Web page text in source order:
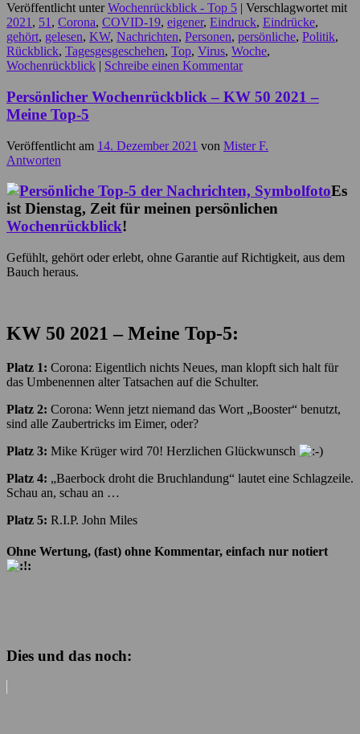
Veröffentlicht unter Wochenrückblick - Top 5 | Verschlagwortet mit
2021 , 51 , Corona, COVID-19, eigener, Eindruck, Eindrücke,
gehört, gelesen, KW, Nachrichten, Personen, persönliche, Politik,
Rückblick, Tagesgesgeschehen, Top, Virus, Woche,
Wochenrückblick | Schreibe einen Kommentar
Persönlicher Wochenrückblick – KW 50 2021 –
Meine Top-5
Veröffentlicht am 14. Dezember 2021 von Mister F.
Antworten
Es
ist Dienstag, Zeit für meinen persönlichen
Wochenrückblick!
Gefühlt, gehört oder erlebt, ohne Garantie auf Richtigkeit, aus dem
Bauch heraus.
KW 50 2021 – Meine Top-5:
Platz 1: Corona: Eigentlich nichts Neues, man klopft sich halt für
das Umbenennen alter Tatsachen auf die Schulter.
Platz 2: Corona: Wenn jetzt niemand das Wort „Booster“ benutzt,
sind alle Zaubertricks im Eimer, oder?
Platz 3: Mike Krüger wird 70! Herzlichen Glückwunsch
Platz 4: „Baerbock droht die Bruchlandung“ lautet eine Schlagzeile.
Schau an, schau an …
Platz 5: R.I.P. John Miles
Ohne Wertung, (fast) ohne Kommentar, einfach nur notiert
Dies und das noch: